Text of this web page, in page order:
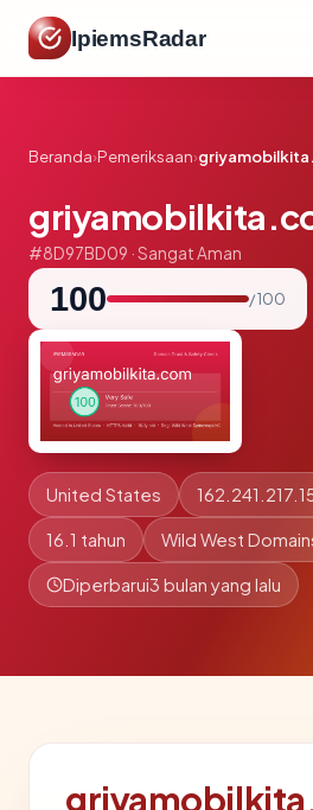
IpiemsRadar
Beranda›Pemeriksaan›
#8D97BD09 · Sangat Aman
100 / 100
United States
16.1 tahun Wild West
Diperbarui3 bulan yang lalu